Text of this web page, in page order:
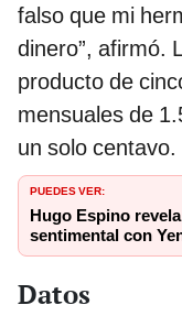
falso que mi
dinero”, afirmó.
producto de
mensuales de
un solo
PUEDES VER:
Hugo Espino
sentimental con
Datos